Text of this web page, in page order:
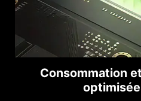
Consommation